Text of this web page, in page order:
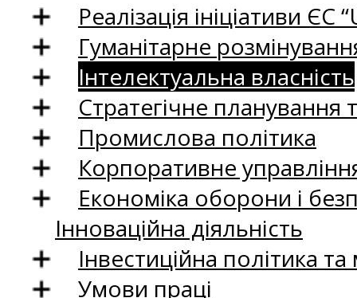
Реалізація ініціативи ЄС
Гуманітарне
Інтелектуальна власність
Стратегічне
Промислова політика
Корпоративне
Економіка оборони і
Інноваційна діяльність
Інвестиційна політика
Умови праці